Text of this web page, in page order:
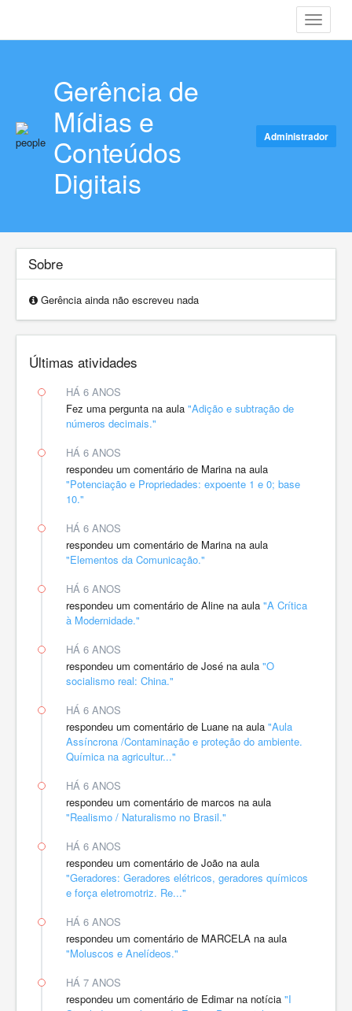
Toggle
Gerência de
Mídias e
Conteúdos
Digitais
Administrador
Sobre
Gerência ainda não escreveu nada
Últimas atividades
HÁ 6 ANOS
Fez uma pergunta na aula "Adição e subtração de
números decimais."
HÁ 6 ANOS
respondeu um comentário de Marina na aula
"Potenciação e Propriedades: expoente 1 e 0; base
10."
HÁ 6 ANOS
respondeu um comentário de Marina na aula
"Elementos da Comunicação."
HÁ 6 ANOS
respondeu um comentário de Aline na aula "A Crítica
à Modernidade."
HÁ 6 ANOS
respondeu um comentário de José na aula "O
socialismo real: China."
HÁ 6 ANOS
respondeu um comentário de Luane na aula "Aula
Assíncrona /Contaminação e proteção do ambiente.
Química na agricultur..."
HÁ 6 ANOS
respondeu um comentário de marcos na aula
"Realismo / Naturalismo no Brasil."
HÁ 6 ANOS
respondeu um comentário de João na aula
"Geradores: Geradores elétricos, geradores químicos
e força eletromotriz. Re..."
HÁ 6 ANOS
respondeu um comentário de MARCELA na aula
"Moluscos e Anelídeos."
HÁ 7 ANOS
respondeu um comentário de Edimar na notícia "I